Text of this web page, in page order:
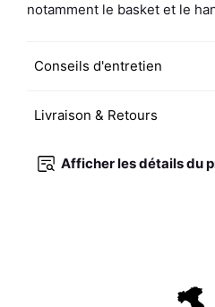
notamment le basket et le
Conseils d'entretien
Livraison & Retours
Afficher les détails du